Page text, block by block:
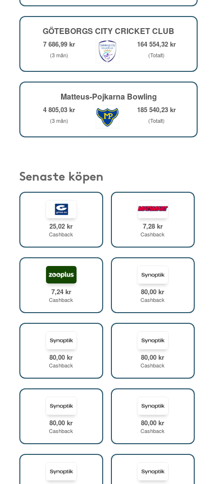
GÖTEBORGS CITY CRICKET CLUB
7 686,99 kr
(3 mån)
164 554,32 kr
(Totalt)
Matteus-Pojkarna Bowling
4 805,03 kr
(3 mån)
185 540,23 kr
(Totalt)
Senaste köpen
25,02 kr
Cashback
7,28 kr
Cashback
7,24 kr
Cashback
80,00 kr
Cashback
80,00 kr
Cashback
80,00 kr
Cashback
80,00 kr
Cashback
80,00 kr
Cashback